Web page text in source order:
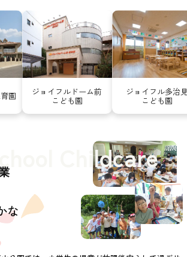
園 ジョイフルドーム前
こども園
ジョイフル多治
こども園
Childcare
な